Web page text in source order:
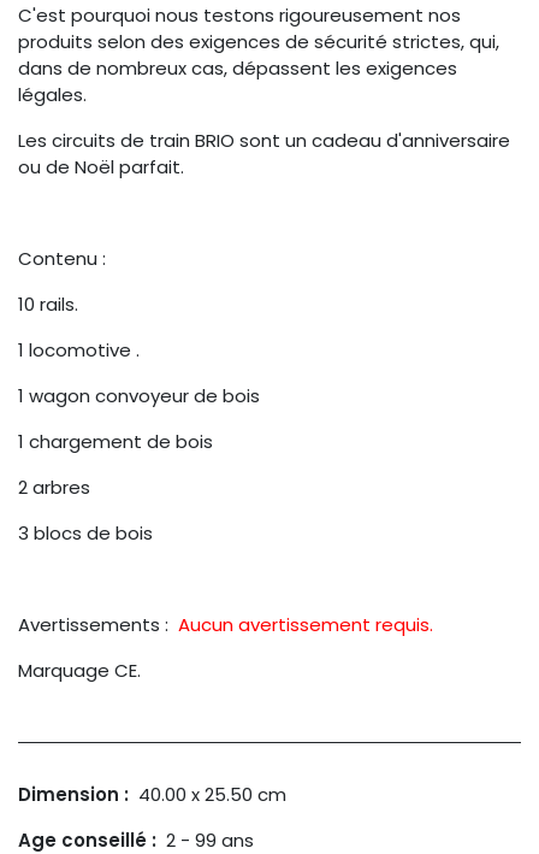
C'est pourquoi nous testons rigoureusement nos
produits selon des exigences de sécurité strictes, qui,
dans de nombreux cas, dépassent les exigences
légales.
Les circuits de train BRIO sont un cadeau d'anniversaire
ou de Noël parfait.
Contenu :
10 rails.
1 locomotive .
1 wagon convoyeur de bois
1 chargement de bois
2 arbres
3 blocs de bois
Avertissements : Aucun avertissement requis.
Marquage CE.
Dimension : 40.00 x 25.50 cm
Age conseillé : 2 - 99 ans